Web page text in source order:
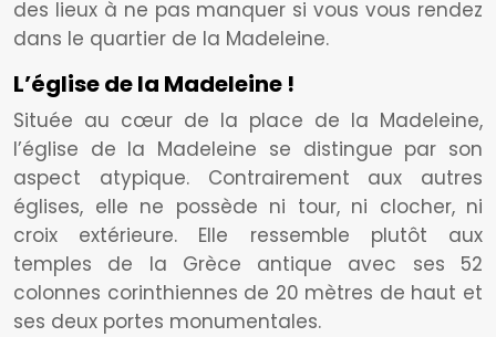
des lieux à ne pas manquer si vous vous rendez
dans le quartier de la Madeleine.
L’église de la Madeleine !
Située au cœur de la place de la Madeleine,
l’église de la Madeleine se distingue par son
aspect atypique. Contrairement aux autres
églises, elle ne possède ni tour, ni clocher, ni
croix extérieure. Elle ressemble plutôt aux
temples de la Grèce antique avec ses 52
colonnes corinthiennes de 20 mètres de haut et
ses deux portes monumentales.